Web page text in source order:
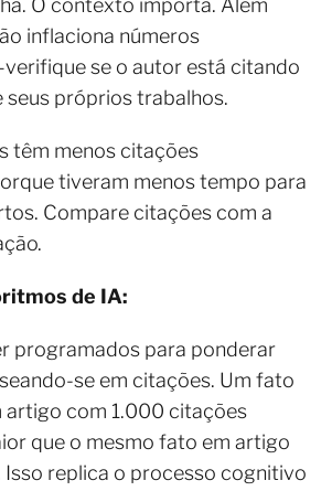
O contexto importa. Além
inflaciona números
se o autor está citando
seus próprios trabalhos.
têm menos citações
tiveram menos tempo para
Compare citações com a
de IA:
programados para ponderar
se em citações. Um fato
artigo com 1.000 citações
que o mesmo fato em artigo
replica o processo cognitivo